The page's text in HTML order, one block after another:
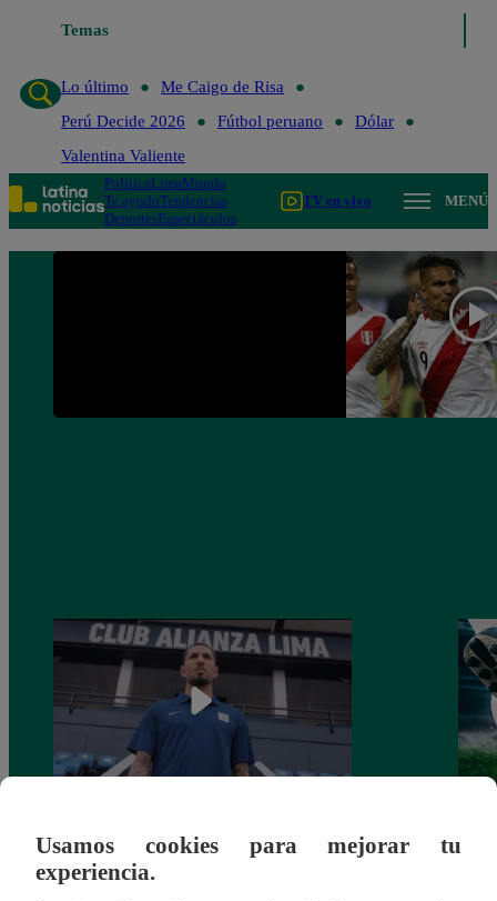
Temas
Lo último
Me Caigo de Risa
Perú Decide 2026
Fútbol peruano
Dólar
Valentina Valiente
PolíticaLimaMundo
Te ayudoTendencias
DeportesEspectáculos
TV en vivo MENÚ
como nuevo fichaje para el Torneo
Clausura 2025
Usamos cookies para mejorar tu
experiencia.